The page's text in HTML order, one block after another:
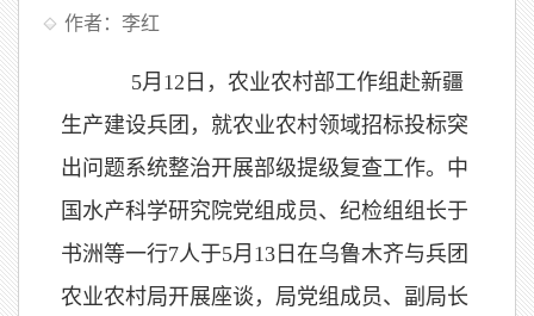
作者：李红
5月12日，农业农村部工作组赴新疆
生产建设兵团，就农业农村领域招标投标突
出问题系统整治开展部级提级复查工作。中
国水产科学研究院党组成员、纪检组组长于
书洲等一行7人于5月13日在乌鲁木齐与兵团
农业农村局开展座谈，局党组成员、副局长